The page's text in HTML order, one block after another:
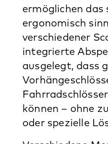
ermöglichen das
ergonomisch
verschiedener
integrierte
ausgelegt, dass
können – ohne
oder spezielle